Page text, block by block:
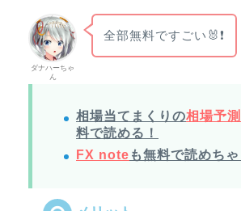
ダナハーちゃ
ん
全部無料ですごい🐰❗
相場当てまくりの相場予
料で読める！
FX note も無料で読めちゃ